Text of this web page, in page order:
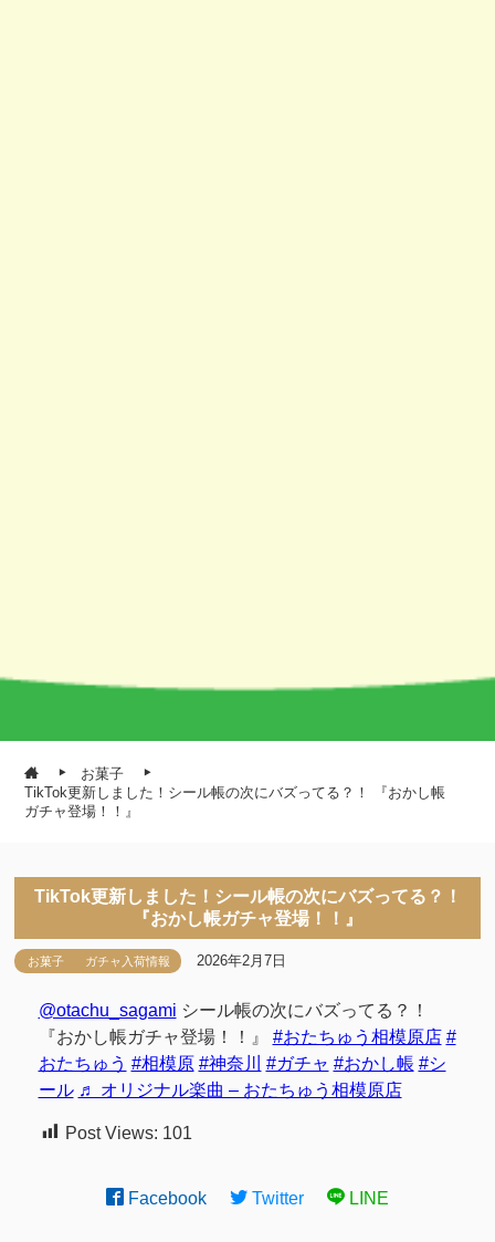
お菓子
TikTok更新しました！シール帳の次にバズってる？！ 『おかし帳
ガチャ登場！！』
TikTok更新しました！シール帳の次にバズってる？！
『おかし帳ガチャ登場！！』
お菓子 ガチャ入荷情報 2026年2月7日
@otachu_sagami シール帳の次にバズってる？！
『おかし帳ガチャ登場！！』 #おたちゅう相模原店 #
おたちゅう #相模原 #神奈川 #ガチャ #おかし帳 #シ
ール ♬ オリジナル楽曲 – おたちゅう相模原店
Post Views: 101
Facebook Twitter LINE